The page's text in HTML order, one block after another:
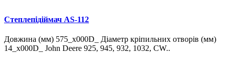
Степлепідіймач AS-112
Довжина (мм) 575_x000D_ Діаметр кріпильних отворів (мм)
14_x000D_ John Deere 925, 945, 932, 1032, CW..